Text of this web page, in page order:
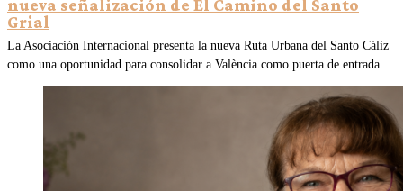
nueva señalización de El Camino del Santo
Grial
La Asociación Internacional presenta la nueva Ruta Urbana del Santo Cáliz
como una oportunidad para consolidar a València como puerta de entrada